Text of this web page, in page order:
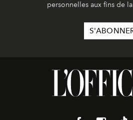
personnelles aux fins de la